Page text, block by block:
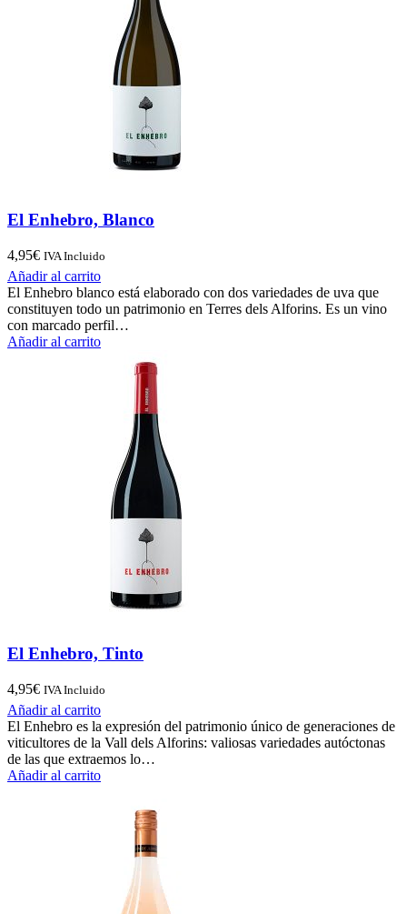
El Enhebro, Blanco
4,95€ IVA Incluido
Añadir al carrito
El Enhebro blanco está elaborado con dos variedades de uva que
constituyen todo un patrimonio en Terres dels Alforins. Es un vino
con marcado perfil…
Añadir al carrito
El Enhebro, Tinto
4,95€ IVA Incluido
Añadir al carrito
El Enhebro es la expresión del patrimonio único de generaciones de
viticultores de la Vall dels Alforins: valiosas variedades autóctonas
de las que extraemos lo…
Añadir al carrito